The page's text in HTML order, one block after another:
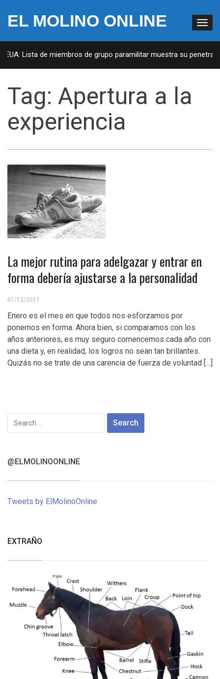
EL MOLINO ONLINE
Lista de miembros de grupo paramilitar muestra su
Tag: Apertura a la
experiencia
La mejor rutina para adelgazar y entrar en
forma debería ajustarse a la personalidad
01/12/2011
Enero es el mes en que todos nos esforzamos por
ponernos en forma. Ahora bien, si comparamos con los
años anteriores, es muy seguro comencemos cada año con
una dieta y, en realidad, los logros no sean tan brillantes.
Quizás no se trate de una carencia de fuerza de voluntad […]
Search
for:
@ELMOLINOONLINE
Tweets by ElMolinoOnline
EXTRAÑO